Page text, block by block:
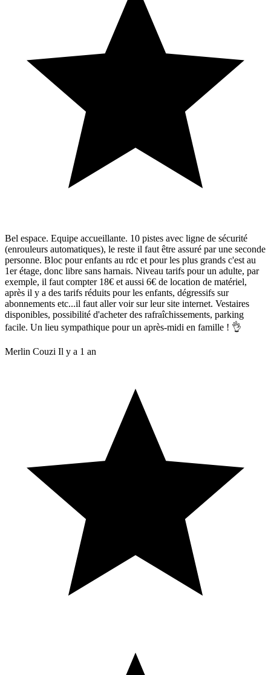
Bel espace. Equipe accueillante. 10 pistes avec ligne de sécurité
(enrouleurs automatiques), le reste il faut être assuré par une seconde
personne. Bloc pour enfants au rdc et pour les plus grands c'est au
1er étage, donc libre sans harnais. Niveau tarifs pour un adulte, par
exemple, il faut compter 18€ et aussi 6€ de location de matériel,
après il y a des tarifs réduits pour les enfants, dégressifs sur
abonnements etc...il faut aller voir sur leur site internet. Vestaires
disponibles, possibilité d'acheter des rafraîchissements, parking
facile. Un lieu sympathique pour un après-midi en famille ! 👌
Merlin Couzi Il y a 1 an